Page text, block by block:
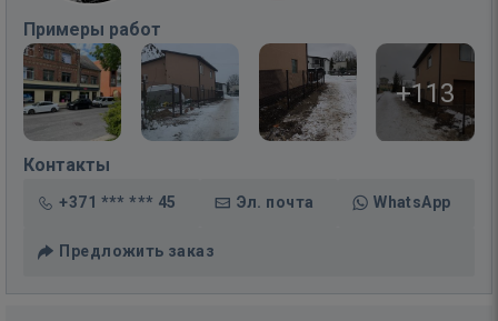
Примеры работ
+113
Контакты
+371 *** *** 45 Эл. почта WhatsApp
Предложить заказ